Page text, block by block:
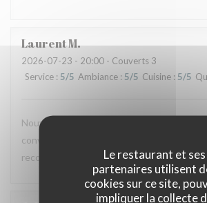
Le restaurant et ses
partenaires utilisent
cookies sur ce site,
impliquer la collecte
LaurentM
2026-07-23 - 20:00 - Couverts 3
Service : 5/5 Ambiance : 5/5 Cuisine : 5/5
Nouvelle expérience hier, et le résultat
convaincant : plats savoureux, personnel
recommande vivement !